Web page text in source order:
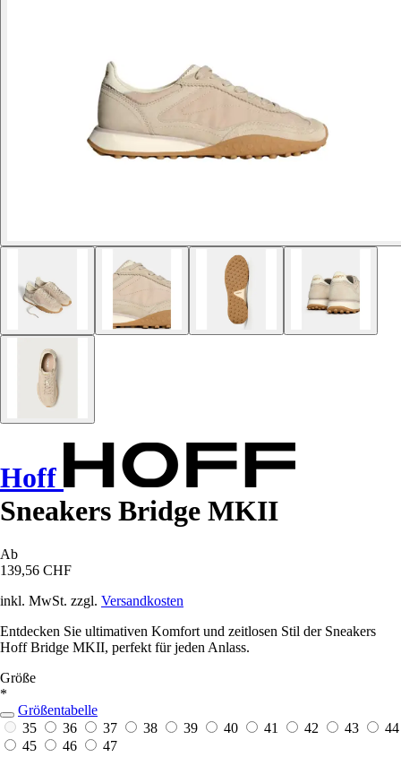
Hoff
Sneakers Bridge MKII
Ab
139,56 CHF
inkl. MwSt. zzgl. Versandkosten
Entdecken Sie ultimativen Komfort und zeitlosen Stil der Sneakers
Hoff Bridge MKII, perfekt für jeden Anlass.
Größe
*
Größentabelle
35
36 37 38 39 40 41 42 43
44
45
46
47